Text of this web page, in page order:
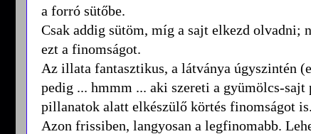
a forró sütőbe.
Csak addig sütöm, míg a sajt elkezd olvadni;
ezt a finomságot.
Az illata fantasztikus, a látványa úgyszintén
pedig ... hmmm ... aki szereti a gyümölcs-
pillanatok alatt elkészülő körtés finomságot is.
Azon frissiben, langyosan a legfinomabb.